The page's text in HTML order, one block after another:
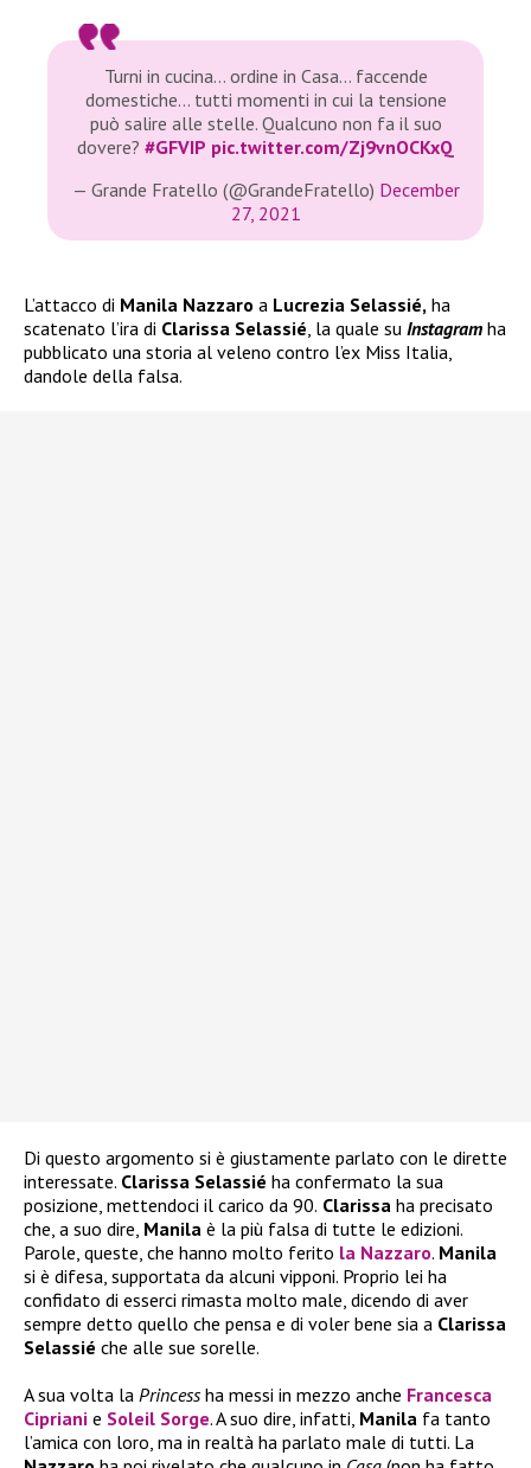
Turni in cucina… ordine in Casa… faccende
domestiche… tutti momenti in cui la tensione
può salire alle stelle. Qualcuno non fa il suo
dovere? #GFVIP pic.twitter.com/Zj9vnOCKxQ
— Grande Fratello (@GrandeFratello) December
27, 2021
L’attacco di Manila Nazzaro a Lucrezia Selassié, ha
scatenato l’ira di Clarissa Selassié, la quale su Instagram ha
pubblicato una storia al veleno contro l’ex Miss Italia,
dandole della falsa.
Di questo argomento si è giustamente parlato con le dirette
interessate. Clarissa Selassié ha confermato la sua
posizione, mettendoci il carico da 90. Clarissa ha precisato
che, a suo dire, Manila è la più falsa di tutte le edizioni.
Parole, queste, che hanno molto ferito la Nazzaro. Manila
si è difesa, supportata da alcuni vipponi. Proprio lei ha
confidato di esserci rimasta molto male, dicendo di aver
sempre detto quello che pensa e di voler bene sia a Clarissa
Selassié che alle sue sorelle.
A sua volta la Princessha messi in mezzo anche Francesca
Cipriani e Soleil Sorge. A suo dire, infatti, Manila fa tanto
l’amica con loro, ma in realtà ha parlato male di tutti. La